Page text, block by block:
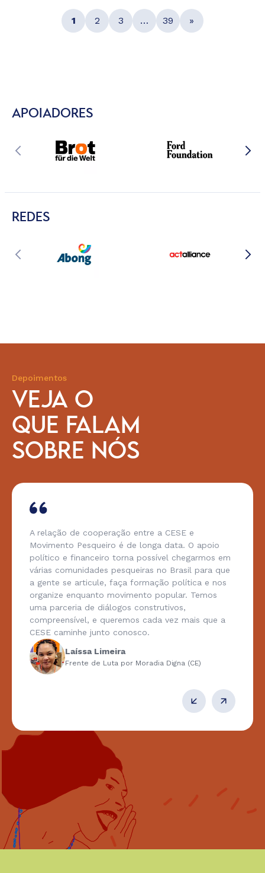
1 2 3 … 39 »
APOIADORES
REDES
Depoimentos
VEJA O
QUE FALAM
SOBRE NÓS
A relação de cooperação entre a CESE e
Movimento Pesqueiro é de longa data. O apoio
político e financeiro torna possível chegarmos em
várias comunidades pesqueiras no Brasil para que
a gente se articule, faça formação política e nos
organize enquanto movimento popular. Temos
uma parceria de diálogos construtivos,
compreensível, e queremos cada vez mais que a
CESE caminhe junto conosco.
Laíssa Limeira
Frente de Luta por Moradia Digna (CE)